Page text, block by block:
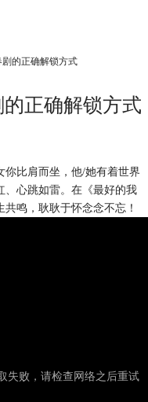
的正确解锁方式
的正确解锁方式
你比肩而坐，他/她有着世界
、心跳如雷。在《最好的我
鸣，耿耿于怀念念不忘！